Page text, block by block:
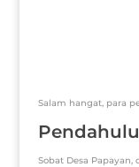
Salam hangat, para
Sobat Desa